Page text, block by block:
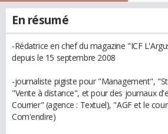
En résumé
-Rédatrice en chef du magazine "ICF
depuis le 15 septembre 2008
-journaliste pigiste pour "Management",
"Vente à distance", et pour des journaux
Courrier" (agence : Textuel), "AGF et le
Com'endire)